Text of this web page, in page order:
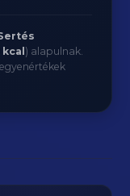
kcal ) alapulnak.